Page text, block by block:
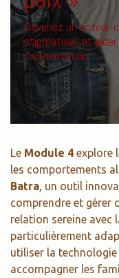
Devenez un acteur-
stigmatiser, et
l’alimentation
Le Module 4 explore
les comportements
Batra, un outil
comprendre et gérer
relation sereine avec
particulièrement
utiliser la
accompagner les